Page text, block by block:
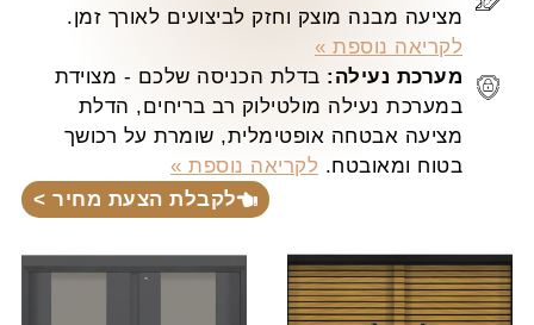
מציעה מבנה מוצק וחזק לביצועים לאורך זמן.
לקריאה נוספת »
מערכת נעילה: בדלת הכניסה שלכם - מצוידת
במערכת נעילה מולטילוק רב בריחים, הדלת
מציעה אבטחה אופטימלית, שומרת על רכושך
בטוח ומאובטח. לקריאה נוספת »
לקבלת הצעת מחיר >